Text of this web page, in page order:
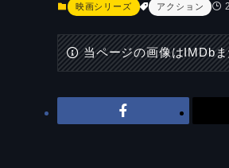
映画シリーズ アクション
当ページの画像はIMDb